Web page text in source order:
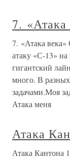
7. «Атака
7. «Атака века»
атаку «С-13»
гигантский
много. В
задачами.Моя
Атака меня
Атака
Атака Кантона